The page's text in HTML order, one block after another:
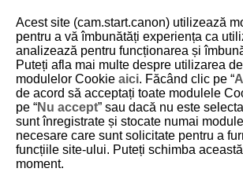
D101-021
Operaţiile şi setările din meniu
Ecranul meniului
Procedură setare meniu
Acest site (cam.start.canon) utilizează
pentru a vă îmbunătăți experiența ca
analizează pentru funcționarea și
Puteți afla mai multe despre utilizarea
modulelor Cookie aici. Făcând clic pe “
de acord să acceptați toate modulele
pe “Nu accept” sau dacă nu este
sunt înregistrate și stocate numai
necesare care sunt solicitate pentru a
funcțiile site-ului. Puteți schimba
moment.